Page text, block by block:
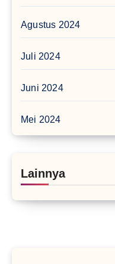
Agustus 2024
Juli 2024
Juni 2024
Mei 2024
Lainnya